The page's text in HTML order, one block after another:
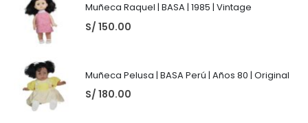
Muñeca Raquel | BASA | 1985 | Vintage
S/ 150.00
Muñeca Pelusa | BASA Perú | Años 80 | Original
S/ 180.00